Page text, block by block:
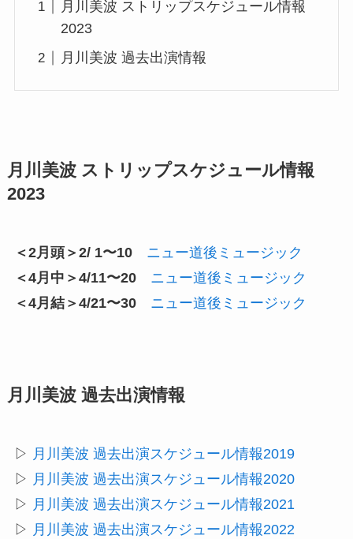
月川美波 ストリップスケジュール情報
2023
月川美波 過去出演情報
月川美波 ストリップスケジュール情報
2023
＜2月頭＞2/ 1〜10
ニュー道後ミュージック
＜4月中＞4/11〜20
ニュー道後ミュージック
＜4月結＞4/21〜30
ニュー道後ミュージック
月川美波 過去出演情報
▷ 月川美波 過去出演スケジュール情報2019
▷ 月川美波 過去出演スケジュール情報2020
▷ 月川美波 過去出演スケジュール情報2021
▷ 月川美波 過去出演スケジュール情報2022